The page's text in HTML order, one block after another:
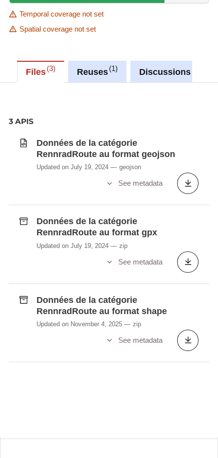
Temporal coverage not set
Spatial coverage not set
Files 3 Reuses 1 Discussions
3 APIS
Données de la catégorie
RennradRoute au format geojson
Updated on July 19, 2024 geojson
See metadata
Données de la catégorie
RennradRoute au format gpx
Updated on July 19, 2024 zip
See metadata
Données de la catégorie
RennradRoute au format shape
Updated on November 4, 2025 zip
See metadata